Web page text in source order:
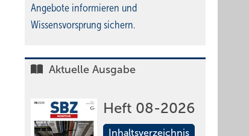
Angebote informieren und
Wissensvorsprung sichern.
Aktuelle Ausgabe
Heft 08-2026
Inhaltsverzeichnis